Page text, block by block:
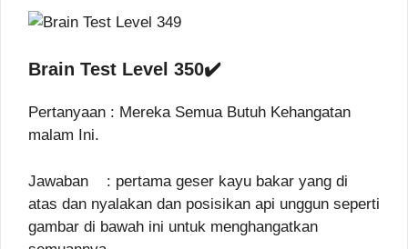
Brain Test Level 350✔️
Pertanyaan : Mereka Semua Butuh Kehangatan
malam Ini.
Jawaban : pertama geser kayu bakar yang di
atas dan nyalakan dan posisikan api unggun seperti
gambar di bawah ini untuk menghangatkan